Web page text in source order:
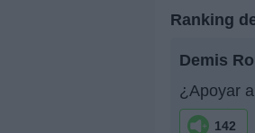
Ranking
Demis
¿Apoyar
142